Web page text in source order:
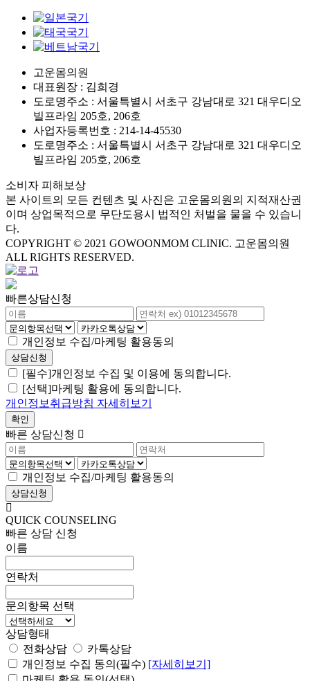
고운몸의원
대표원장 : 김희경
도로명주소 : 서울특별시 서초구 강남대로 321 대우디오
빌프라임 205호, 206호
사업자등록번호 : 214-14-45530
도로명주소 : 서울특별시 서초구 강남대로 321 대우디오
빌프라임 205호, 206호
소비자 피해보상
본 사이트의 모든 컨텐츠 및 사진은 고운몸의원의 지적재산권
이며 상업목적으로 무단도용시 법적인 처벌을 물을 수 있습니
다.
COPYRIGHT © 2021 GOWOONMOM CLINIC. 고운몸의원
ALL RIGHTS RESERVED.
빠른상담신청
개인정보 수집/마케팅 활용동의
[필수]개인정보 수집 및 이용에 동의합니다.
[선택]마케팅 활용에 동의합니다.
개인정보취급방침 자세히보기
빠른 상담신청
개인정보 수집/마케팅 활용동의
QUICK COUNSELING
빠른 상담 신청
이름
연락처
문의항목 선택
상담형태
전화상담
카톡상담
개인정보 수집 동의(필수) [자세히보기]